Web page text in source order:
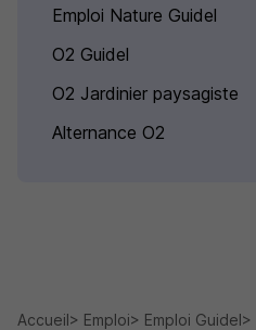
Emploi Nature Guidel
O2 Guidel
O2 Jardinier paysagiste
Alternance O2
Accueil Emploi Emploi Guidel